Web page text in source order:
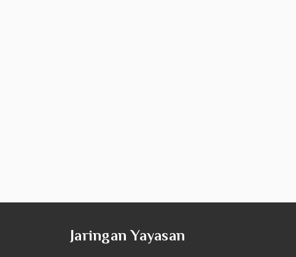
Jaringan Yayasan